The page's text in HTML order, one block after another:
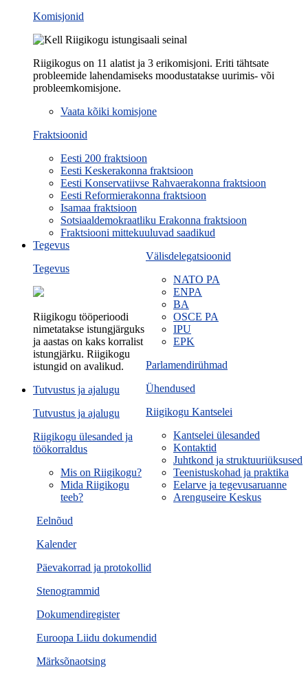
Komisjonid
Riigikogus on 11 alatist ja 3 erikomisjoni. Eriti tähtsate
probleemide lahendamiseks moodustatakse uurimis- või
probleemkomisjone.
Vaata kõiki komisjone
Fraktsioonid
Eesti 200 fraktsioon
Eesti Keskerakonna fraktsioon
Eesti Konservatiivse Rahvaerakonna fraktsioon
Eesti Reformierakonna fraktsioon
Isamaa fraktsioon
Sotsiaaldemokraatliku Erakonna fraktsioon
Fraktsiooni mittekuuluvad saadikud
Välisdelegatsioonid
NATO PA
ENPA
BA
OSCE PA
IPU
EPK
Parlamendirühmad
Ühendused
Riigikogu Kantselei
Kantselei ülesanded
Kontaktid
Juhtkond ja struktuuriüksused
Teenistuskohad ja praktika
Eelarve ja tegevusaruanne
Arenguseire Keskus
Tegevus
Tegevus
Riigikogu tööperioodi
nimetatakse istungjärguks
ja aastas on kaks korralist
istungjärku. Riigikogu
istungid on avalikud.
Eelnõud
Kalender
Päevakorrad ja protokollid
Stenogrammid
Dokumendiregister
Euroopa Liidu dokumendid
Märksõnaotsing
Tutvustus ja ajalugu
Tutvustus ja ajalugu
Riigikogu ülesanded ja
töökorraldus
Mis on Riigikogu?
Mida Riigikogu
teeb?